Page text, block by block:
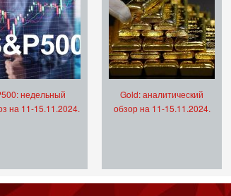
недельный
на 11-15.11.2024.
Gold: аналитический
обзор на 11-15.11.2024.